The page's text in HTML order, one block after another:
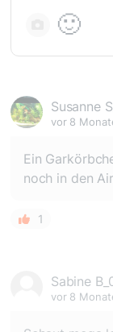
🙂
Susanne
vor 8
Ein
noch in den
1
Sabine
vor 8